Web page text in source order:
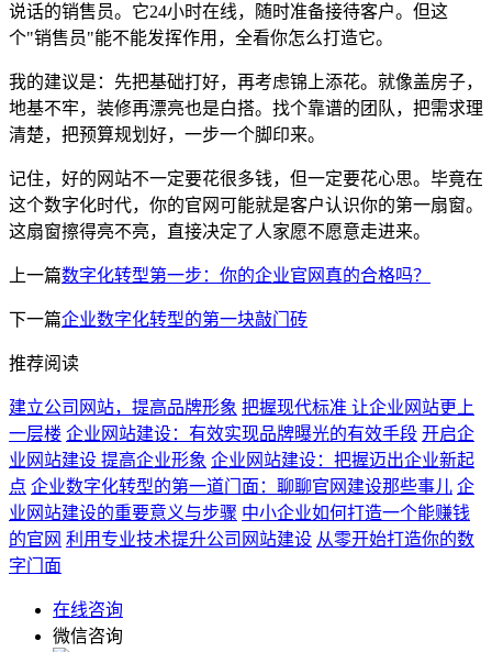
说话的销售员。它24小时在线，随时准备接待客户。但这
个"销售员"能不能发挥作用，全看你怎么打造它。
我的建议是：先把基础打好，再考虑锦上添花。就像盖房子，
地基不牢，装修再漂亮也是白搭。找个靠谱的团队，把需求理
清楚，把预算规划好，一步一个脚印来。
记住，好的网站不一定要花很多钱，但一定要花心思。毕竟在
这个数字化时代，你的官网可能就是客户认识你的第一扇窗。
这扇窗擦得亮不亮，直接决定了人家愿不愿意走进来。
上一篇数字化转型第一步：你的企业官网真的合格吗？
下一篇企业数字化转型的第一块敲门砖
推荐阅读
建立公司网站，提高品牌形象 把握现代标准 让企业网站更上
一层楼 企业网站建设：有效实现品牌曝光的有效手段 开启企
业网站建设 提高企业形象 企业网站建设：把握迈出企业新起
点 企业数字化转型的第一道门面：聊聊官网建设那些事儿 企
业网站建设的重要意义与步骤 中小企业如何打造一个能赚钱
的官网 利用专业技术提升公司网站建设 从零开始打造你的数
字门面
在线咨询
微信咨询